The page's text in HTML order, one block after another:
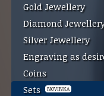
Gold Jewellery
Diamond
Silver Jewellery
Engraving as
Coins
Sets
NOVINKA